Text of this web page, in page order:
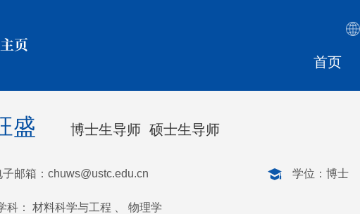
页
首页
盛 博士生导师 硕士生导师
子邮箱： chuws@ustc.edu.cn 学位：博士
科： 材料科学与工程 、 物理学